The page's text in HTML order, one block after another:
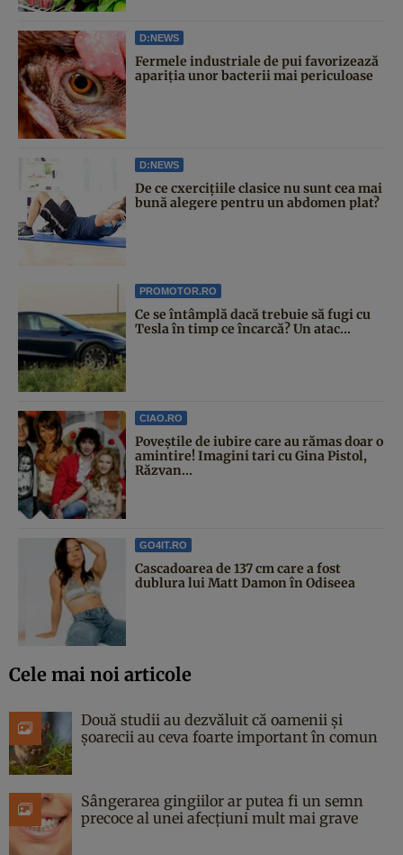
D:NEWS
Fermele industriale de pui favorizează
apariția unor bacterii mai periculoase
D:NEWS
De ce cxercițiile clasice nu sunt cea mai
bună alegere pentru un abdomen plat?
PROMOTOR.RO
Ce se întâmplă dacă trebuie să fugi cu
Tesla în timp ce încarcă? Un atac...
CIAO.RO
Poveştile de iubire care au rămas doar o
amintire! Imagini tari cu Gina Pistol,
Răzvan...
GO4IT.RO
Cascadoarea de 137 cm care a fost
dublura lui Matt Damon în Odiseea
Cele mai noi articole
Două studii au dezvăluit că oamenii și
șoarecii au ceva foarte important în comun
Sângerarea gingiilor ar putea fi un semn
precoce al unei afecțiuni mult mai grave